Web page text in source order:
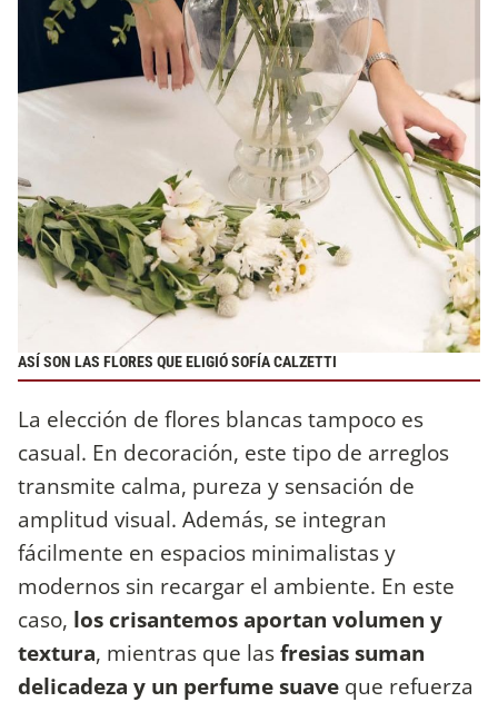
ASÍ SON LAS FLORES QUE ELIGIÓ SOFÍA CALZETTI
La elección de flores blancas tampoco es
casual. En decoración, este tipo de arreglos
transmite calma, pureza y sensación de
amplitud visual. Además, se integran
fácilmente en espacios minimalistas y
modernos sin recargar el ambiente. En este
caso, los crisantemos aportan volumen y
textura, mientras que lasfresias suman
delicadeza y un perfume suave que refuerza